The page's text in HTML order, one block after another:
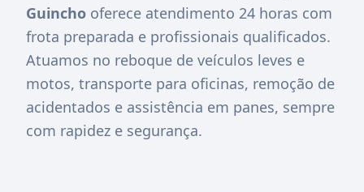
Guincho oferece atendimento 24 horas com
frota preparada e profissionais qualificados.
Atuamos no reboque de veículos leves e
motos, transporte para oficinas, remoção de
acidentados e assistência em panes, sempre
com rapidez e segurança.